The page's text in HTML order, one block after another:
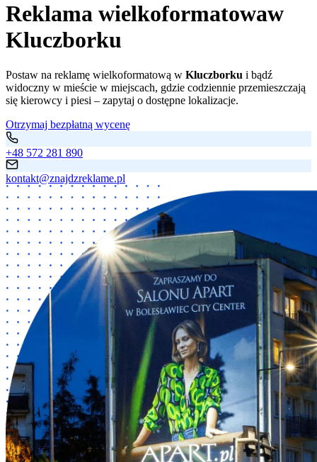
Reklama wielkoformatowaw
Kluczborku
Postaw na reklamę wielkoformatową w Kluczborku i bądź
widoczny w mieście w miejscach, gdzie codziennie przemieszczają
się kierowcy i piesi – zapytaj o dostępne lokalizacje.
Otrzymaj bezpłatną wycenę
+48 572 281 890
kontakt@znajdzreklame.pl